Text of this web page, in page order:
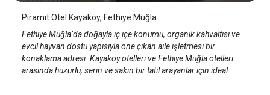
Piramit Otel Kayaköy, Fethiye Muğla
Fethiye Muğla’da doğayla iç içe konumu, organik kahvaltısı ve
evcil hayvan dostu yapısıyla öne çıkan aile işletmesi bir
konaklama adresi. Kayaköy otelleri ve Fethiye Muğla otelleri
arasında huzurlu, serin ve sakin bir tatil arayanlar için ideal.